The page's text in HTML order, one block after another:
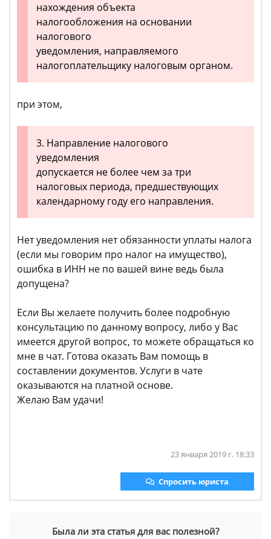
нахождения объекта
налогообложения на основании
налогового
уведомления, направляемого
налогоплательщику налоговым органом.
при этом,
3. Направление налогового
уведомления
допускается не более чем за три
налоговых периода, предшествующих
календарному году его направления.
Нет уведомления нет обязанности уплаты налога
(если мы говорим про налог на имущество),
ошибка в ИНН не по вашей вине ведь была
допущена?
Если Вы желаете получить более подробную
консультацию по данному вопросу, либо у Вас
имеется другой вопрос, то можете обращаться ко
мне в чат. Готова оказать Вам помощь в
составлении документов. Услуги в чате
оказываются на платной основе.
Желаю Вам удачи!
23 января 2019 г. 18:33
Спросить юриста
Была ли эта статья для вас полезной?